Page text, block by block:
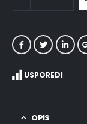
USPOREDI
OPIS